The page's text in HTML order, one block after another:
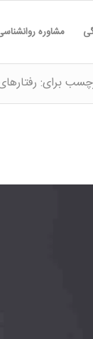
مشاوره
برای: